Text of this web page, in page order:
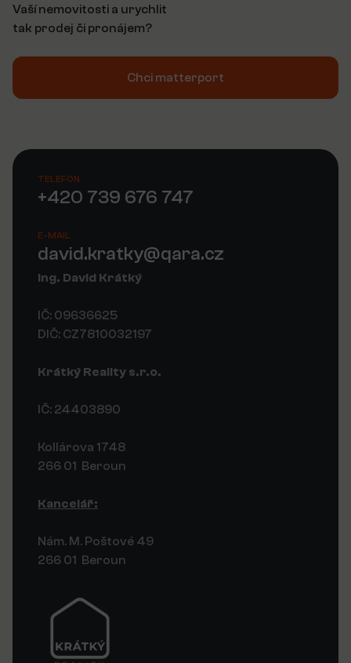
Vaší nemovitosti a urychlit
tak prodej či pronájem?
Chci matterport
TELEFON
+420 739 676 747
E-MAIL
david.kratky@qara.cz
Ing. David Krátký
IČ: 09636625
DIČ: CZ7810032197
Krátký Reality s.r.o.
IČ: 24403890
Kollárova 1748
266 01 Beroun
Kancelář:
Nám. M. Poštové 49
266 01 Beroun